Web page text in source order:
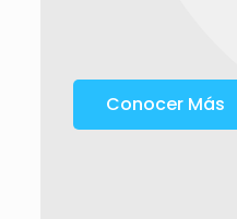
Conocer Más